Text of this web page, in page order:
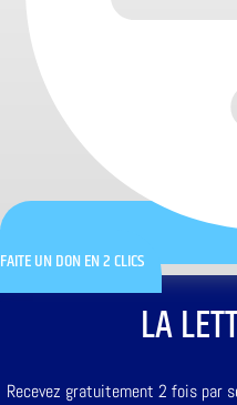
FAITE UN DON EN 2 CLICS
LA
Recevez gratuitement 2 fois par